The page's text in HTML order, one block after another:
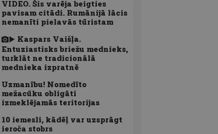
VIDEO. Šis varēja beigties
pavisam citādi. Rumānijā lācis
nemanīti pielavās tūristam
Kaspars Vaišļa.
Entuziastisks briežu mednieks,
turklāt ne tradicionālā
mednieka izpratnē
Uzmanību! Nomedīto
mežacūku obligāti
izmeklējamās teritorijas
10 iemesli, kādēļ var uzsprāgt
ieroča stobrs